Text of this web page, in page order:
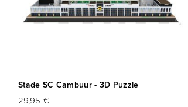
Stade SC Cambuur - 3D Puzzle
29,95 €